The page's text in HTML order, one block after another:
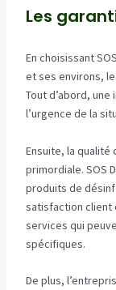
Les
En choisissant
et ses environs,
Tout d’abord,
l’urgence de la
Ensuite, la
primordiale. SOS
produits de
satisfaction client
services qui
spécifiques.
De plus,